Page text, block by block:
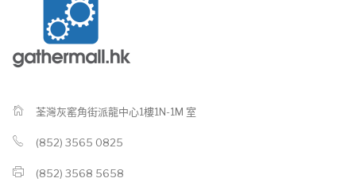
荃灣灰窰角街派龍中心1樓1N-1M 室
(852) 3565 0825
(852) 3568 5658